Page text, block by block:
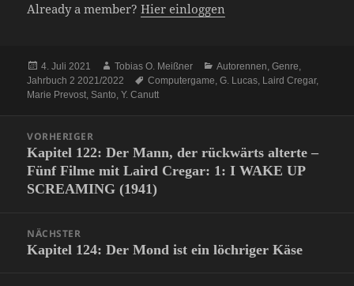
Already a member?Hier einloggen
Veröffentlicht
am
4. Juli 2021 Autor
Tobias O. Meißner Kategorien
Autorennen,Genre,
Jahrbuch 2 2021/2022
Schlagwörter
Computergame,G. Lucas, Laird Cregar,
Marie Prevost, Santo,Y. Canutt
VORHERIGER
Vorheriger
Beitrag:
Kapitel 122: Der Mann, der rückwärts alterte –
Fünf Filme mit Laird Cregar: 1: I WAKE UP
SCREAMING (1941)
NÄCHSTER
Nächster
Kapitel 124: Der Mond ist ein löchriger Käse